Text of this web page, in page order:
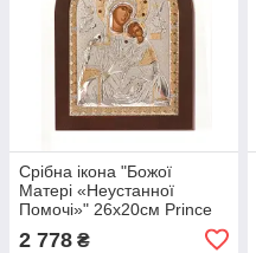
Срібна ікона "Божої
Матері «Неустанної
Помочі»" 26x20см Prince
2 778 ₴